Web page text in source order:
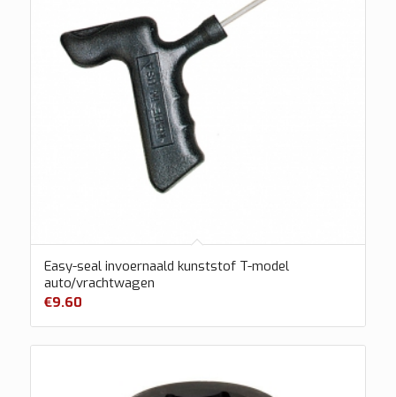
Easy-seal invoernaald kunststof T-model
auto/vrachtwagen
€9.60